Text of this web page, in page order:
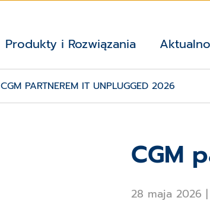
Produkty i Rozwiązania
CGM PARTNEREM IT UNPLUGGED 2026
CGM
28 maja 2026 |